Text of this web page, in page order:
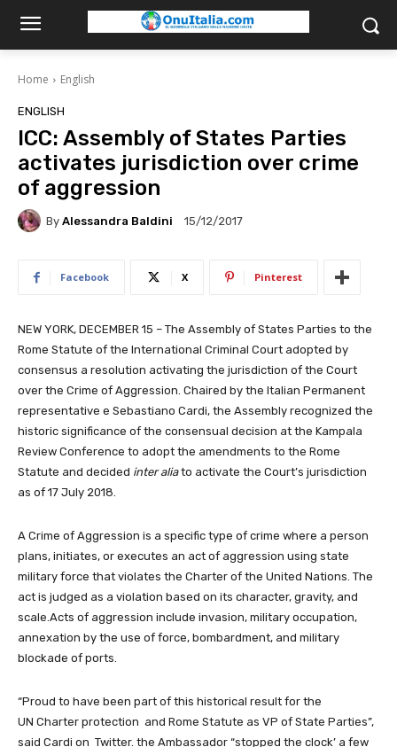
Home English
ENGLISH
ICC: Assembly of States Parties
activates jurisdiction over crime
of aggression
By Alessandra Baldini 15/12/2017
Facebook X Pinterest
NEW YORK, DECEMBER 15 – The Assembly of States Parties to the
Rome Statute of the International Criminal Court adopted by
consensus a resolution activating the jurisdiction of the Court
over the Crime of Aggression. Chaired by the Italian Permanent
representative e Sebastiano Cardi, the Assembly recognized the
historic significance of the consensual decision at the Kampala
Review Conference to adopt the amendments to the Rome
Statute and decided inter aliato activate the Court’s jurisdiction
as of 17 July 2018.
A Crime of Aggression is a specific type of crime where a person
plans, initiates, or executes an act of aggression using state
military force that violates the Charter of the United Nations. The
act is judged as a violation based on its character, gravity, and
scale.Acts of aggression include invasion, military occupation,
annexation by the use of force, bombardment, and military
blockade of ports.
“Proud to have been part of this historical result for the
UN Charter protection and Rome Statute as VP of State Parties”,
said Cardi on Twitter. the Ambassador “stopped the clock’ a few